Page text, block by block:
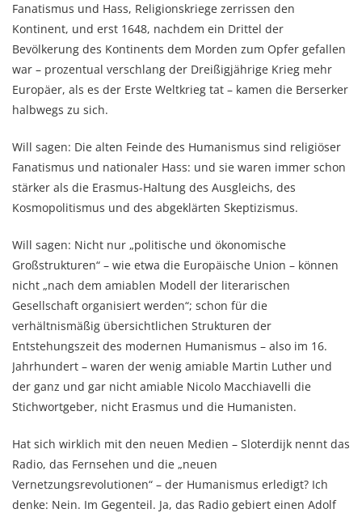
Fanatismus und Hass, Religionskriege zerrissen den
Kontinent, und erst 1648, nachdem ein Drittel der
Bevölkerung des Kontinents dem Morden zum Opfer gefallen
war – prozentual verschlang der Dreißigjährige Krieg mehr
Europäer, als es der Erste Weltkrieg tat – kamen die Berserker
halbwegs zu sich.
Will sagen: Die alten Feinde des Humanismus sind religiöser
Fanatismus und nationaler Hass: und sie waren immer schon
stärker als die Erasmus-Haltung des Ausgleichs, des
Kosmopolitismus und des abgeklärten Skeptizismus.
Will sagen: Nicht nur „politische und ökonomische
Großstrukturen“ – wie etwa die Europäische Union – können
nicht „nach dem amiablen Modell der literarischen
Gesellschaft organisiert werden“; schon für die
verhältnismäßig übersichtlichen Strukturen der
Entstehungszeit des modernen Humanismus – also im 16.
Jahrhundert – waren der wenig amiable Martin Luther und
der ganz und gar nicht amiable Nicolo Macchiavelli die
Stichwortgeber, nicht Erasmus und die Humanisten.
Hat sich wirklich mit den neuen Medien – Sloterdijk nennt das
Radio, das Fernsehen und die „neuen
Vernetzungsrevolutionen“ – der Humanismus erledigt? Ich
denke: Nein. Im Gegenteil. Ja, das Radio gebiert einen Adolf